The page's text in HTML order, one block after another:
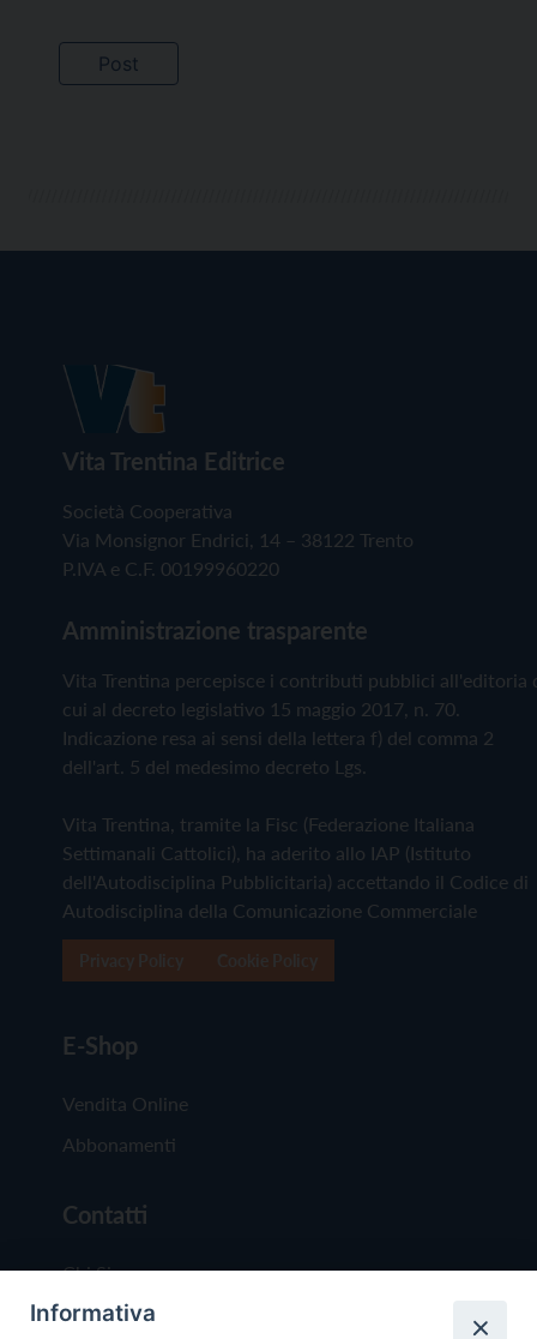
Vita Trentina Editrice
Società Cooperativa
Via Monsignor Endrici, 14 – 38122 Trento
P.IVA e C.F. 00199960220
Amministrazione trasparente
Vita Trentina percepisce i contributi pubblici all'editoria
cui al decreto legislativo 15 maggio 2017, n. 70.
Indicazione resa ai sensi della lettera f) del comma 2
dell'art. 5 del medesimo decreto Lgs.
Vita Trentina, tramite la Fisc (Federazione Italiana
Settimanali Cattolici), ha aderito allo IAP (Istituto
dell'Autodisciplina Pubblicitaria) accettando il Codice di
Autodisciplina della Comunicazione Commerciale
E-Shop
Vendita Online
Abbonamenti
Contatti
Chi Siamo
Redazione
Informativa